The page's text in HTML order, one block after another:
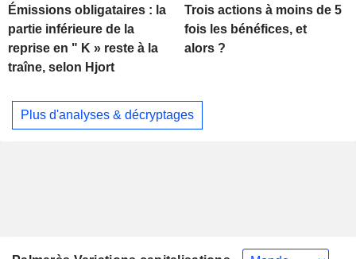
Émissions obligataires : la
partie inférieure de la
reprise en " K » reste à la
traîne, selon Hjort
Trois actions à moins de 5
fois les bénéfices, et
alors ?
Plus d'analyses & décryptages